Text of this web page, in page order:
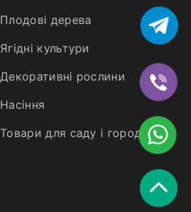
Плодові дерева
Ягідні культури
Декоративні рослини
Насіння
Товари для саду і городу